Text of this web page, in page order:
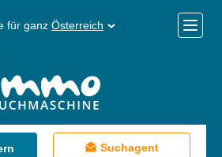
für ganz Österreich
Menü
Suchagent